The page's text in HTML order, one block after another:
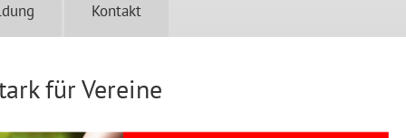
Kontakt
für Vereine